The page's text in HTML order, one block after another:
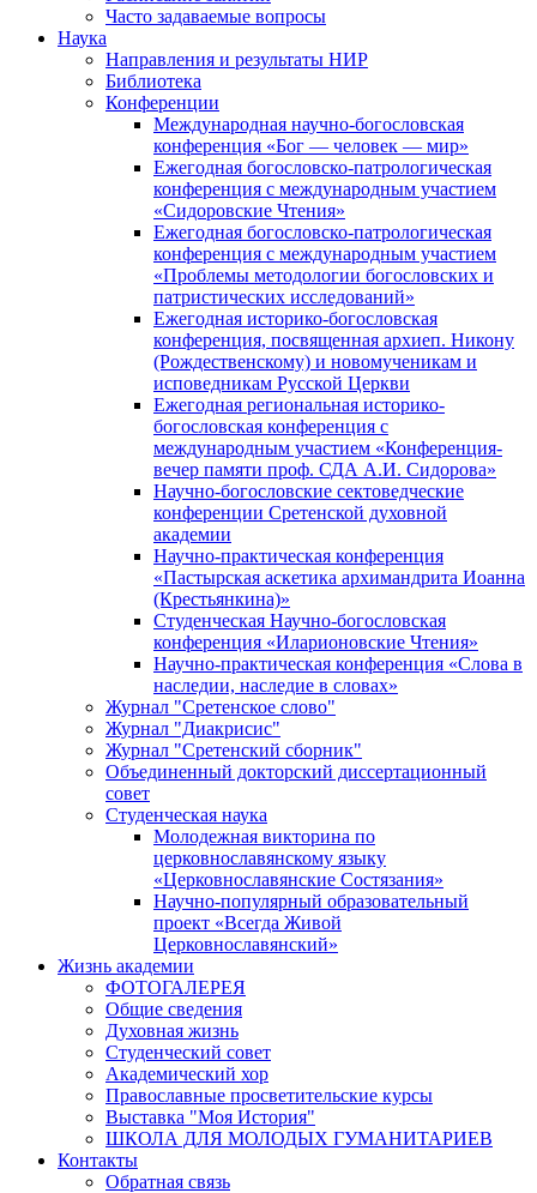
Часто задаваемые вопросы
Наука
Направления и результаты НИР
Библиотека
Конференции
Международная научно-богословская
конференция «Бог — человек — мир»
Ежегодная богословско-патрологическая
конференция с международным участием
«Сидоровские Чтения»
Ежегодная богословско-патрологическая
конференция с международным участием
«Проблемы методологии богословских и
патристических исследований»
Ежегодная историко-богословская
конференция, посвященная архиеп. Никону
(Рождественскому) и новомученикам и
исповедникам Русской Церкви
Ежегодная региональная историко-
богословская конференция с
международным участием «Конференция-
вечер памяти проф. СДА А.И. Сидорова»
Научно-богословские сектоведческие
конференции Сретенской духовной
академии
Научно-практическая конференция
«Пастырская аскетика архимандрита Иоанна
(Крестьянкина)»
Студенческая Научно-богословская
конференция «Иларионовские Чтения»
Научно-практическая конференция «Cлова в
наследии, наследие в словах»
Журнал "Сретенское слово"
Журнал "Диакрисис"
Журнал "Сретенский сборник"
Объединенный докторский диссертационный
совет
Студенческая наука
Молодежная викторина по
церковнославянскому языку
«Церковнославянские Состязания»
Научно-популярный образовательный
проект «Всегда Живой
Церковнославянский»
Жизнь академии
ФОТОГАЛЕРЕЯ
Общие сведения
Духовная жизнь
Студенческий совет
Академический хор
Православные просветительские курсы
Выставка "Моя История"
ШКОЛА ДЛЯ МОЛОДЫХ ГУМАНИТАРИЕВ
Контакты
Обратная связь